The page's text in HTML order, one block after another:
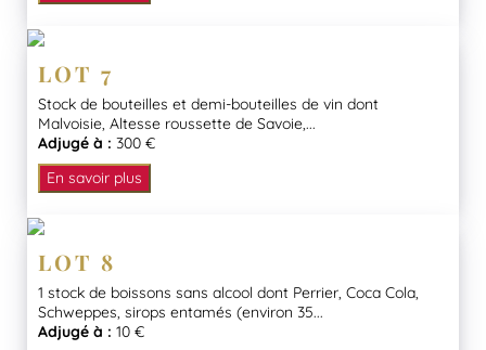
LOT 7
Stock de bouteilles et demi-bouteilles de vin dont
Malvoisie, Altesse roussette de Savoie,...
Adjugé à : 300 €
En savoir plus
LOT 8
1 stock de boissons sans alcool dont Perrier, Coca Cola,
Schweppes, sirops entamés (environ 35...
Adjugé à : 10 €